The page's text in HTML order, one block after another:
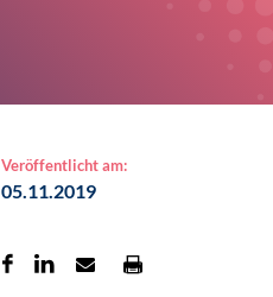
Veröffentlicht am:
05.11.2019